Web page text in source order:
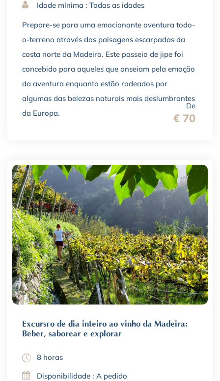
De
€ 70
Idade mínima : Todas as idades
Prepare-se para uma emocionante aventura todo-
o-terreno através das paisagens escarpadas da
costa norte da Madeira. Este passeio de jipe foi
concebido para aqueles que anseiam pela emoção
da aventura enquanto estão rodeados por
algumas das belezas naturais mais deslumbrantes
da Europa.
Excursão de dia inteiro ao vinho da Madeira:
Beber, saborear e explorar
8 horas
Disponibilidade : A pedido